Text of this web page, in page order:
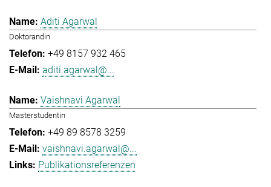
Aditi Agarwal
Doktorandin
+49 8157 932 465
aditi.agarwal@...
Vaishnavi Agarwal
Masterstudentin
+49 89 8578 3259
vaishnavi.agarwal@...
Publikationsreferenzen